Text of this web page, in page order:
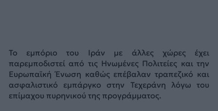
Το εμπόριο του Ιράν με άλλες χώρες έχει
παρεμποδιστεί από τις Ηνωμένες Πολιτείες και την
Ευρωπαϊκή Ένωση καθώς επέβαλαν τραπεζικό και
ασφαλιστικό εμπάργκο στην Τεχεράνη λόγω του
επίμαχου πυρηνικού της προγράμματος.